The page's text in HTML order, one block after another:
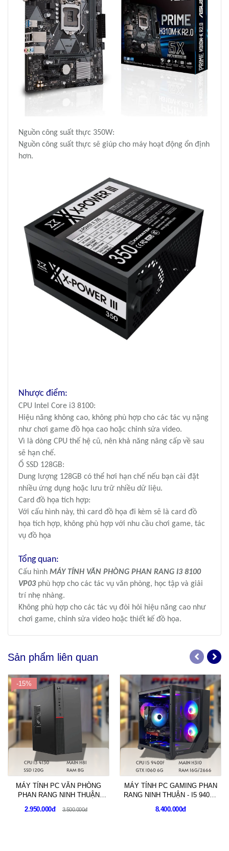
Nguồn công suất thực 350W:
Nguồn công suất thực sẽ giúp cho máy hoạt động ổn định
hơn.
Nhược điểm:
CPU Intel Core i3 8100:
Hiệu năng không cao, không phù hợp cho các tác vụ nặng
như chơi game đồ họa cao hoặc chỉnh sửa video.
Vì là dòng CPU thế hệ cũ, nên khả năng nâng cấp về sau
sẽ hạn chế.
Ổ SSD 128GB:
Dung lượng 128GB có thể hơi hạn chế nếu bạn cài đặt
nhiều ứng dụng hoặc lưu trữ nhiều dữ liệu.
Card đồ họa tích hợp:
Với cấu hình này, thì card đồ họa đi kèm sẽ là card đồ
họa tích hợp, không phù hợp với nhu cầu chơi game, tác
vụ đồ họa
Tổng quan:
Cấu hình MÁY TÍNH VĂN PHÒNG PHAN RANG I3 8100
VP03 phù hợp cho các tác vụ văn phòng, học tập và giải
trí nhẹ nhàng.
Không phù hợp cho các tác vụ đòi hỏi hiệu năng cao như
chơi game, chỉnh sửa video hoặc thiết kế đồ họa.
Sản phẩm liên quan
-15%
MÁY TÍNH PC VĂN PHÒNG
PHAN RANG NINH THUẬN
2.950.000đ 3.500.000đ
MÁY TÍNH PC GAMING PHAN
RANG NINH THUẬN - I5 9400F
8.400.000đ